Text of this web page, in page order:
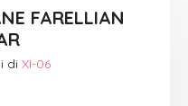
FARELLIAN
diXI-06